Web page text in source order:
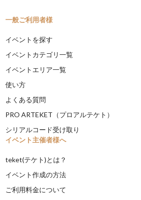
一般ご利用者様
イベントを探す
イベントカテゴリ一覧
イベントエリア一覧
使い方
よくある質問
PRO ARTEKET（プロアルテケト）
シリアルコード受け取り
イベント主催者様へ
teket(テケト)とは？
イベント作成の方法
ご利用料金について